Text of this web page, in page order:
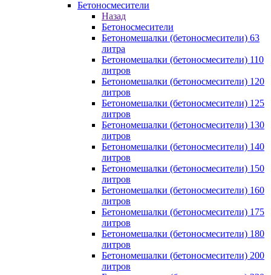
Бетоносмесители
Назад
Бетоносмесители
Бетономешалки (бетоносмесители) 63
литра
Бетономешалки (бетоносмесители) 110
литров
Бетономешалки (бетоносмесители) 120
литров
Бетономешалки (бетоносмесители) 125
литров
Бетономешалки (бетоносмесители) 130
литров
Бетономешалки (бетоносмесители) 140
литров
Бетономешалки (бетоносмесители) 150
литров
Бетономешалки (бетоносмесители) 160
литров
Бетономешалки (бетоносмесители) 175
литров
Бетономешалки (бетоносмесители) 180
литров
Бетономешалки (бетоносмесители) 200
литров